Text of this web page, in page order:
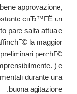
approvazione,
cвЂ™ГЁ un
pare salta attuale
la maggior
perchГ©
) e
durante una
buona agitazione.